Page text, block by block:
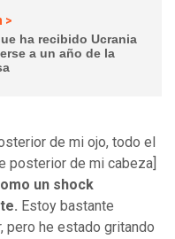
>
ha recibido Ucrania
a un año de la
de mi ojo, todo el
posterior de mi cabeza]
un shock
Estoy bastante
pero he estado gritando